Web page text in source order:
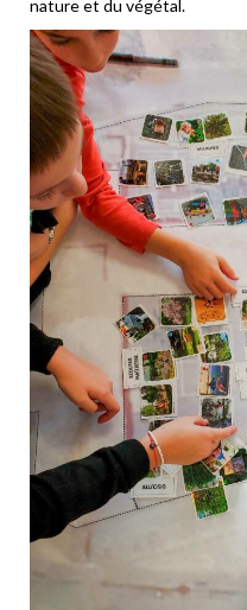
nature et du végétal.